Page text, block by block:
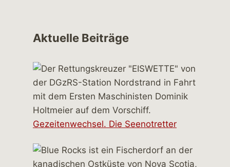
Aktuelle Beiträge
Gezeitenwechsel. Die Seenotretter